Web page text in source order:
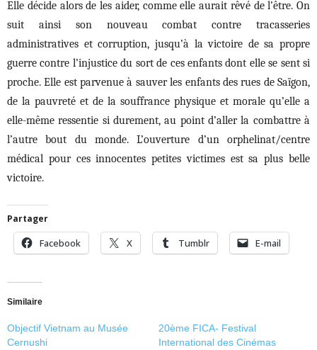
Elle décide alors de les aider, comme elle aurait rêvé de l’être. On
suit ainsi son nouveau combat contre tracasseries
administratives et corruption, jusqu’à la victoire de sa propre
guerre contre l’injustice du sort de ces enfants dont elle se sent si
proche. Elle est parvenue à sauver les enfants des rues de Saïgon,
de la pauvreté et de la souffrance physique et morale qu’elle a
elle-même ressentie si durement, au point d’aller la combattre à
l’autre bout du monde. L’ouverture d’un orphelinat/centre
médical pour ces innocentes petites victimes est sa plus belle
victoire.
Partager
Facebook X Tumblr E-mail
Similaire
Objectif Vietnam au Musée
Cernushi
20ème FICA- Festival
International des Cinémas